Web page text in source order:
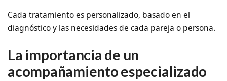
Cada tratamiento es personalizado, basado en el
diagnóstico y las necesidades de cada pareja o persona.
La importancia de un
acompañamiento especializado